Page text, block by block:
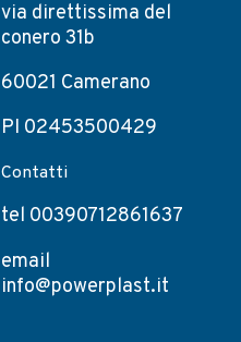
via direttissima del
conero 31b
60021 Camerano
PI 02453500429
Contatti
tel 00390712861637
email
info@powerplast.it